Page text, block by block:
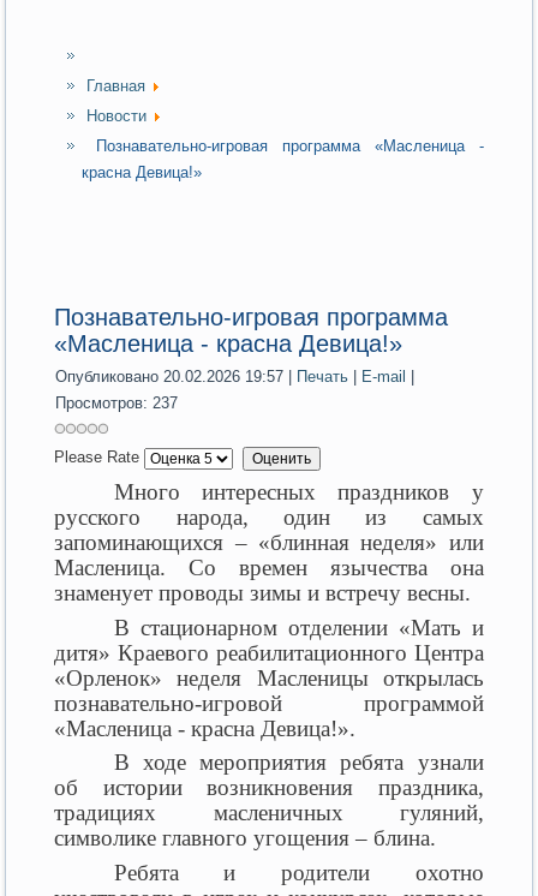
Главная
Новости
Познавательно-игровая программа «Масленица -
красна Девица!»
Познавательно-игровая программа
«Масленица - красна Девица!»
Опубликовано 20.02.2026 19:57 Печать E-mail
Просмотров: 237
Please Rate
Много интересных праздников у
русского народа, один из самых
запоминающихся – «блинная неделя» или
Масленица. Со времен язычества она
знаменует проводы зимы и встречу весны.
В стационарном отделении «Мать и
дитя» Краевого реабилитационного Центра
«Орленок» неделя Масленицы открылась
познавательно-игровой программой
«Масленица - красна Девица!».
В ходе мероприятия ребята узнали
об истории возникновения праздника,
традициях масленичных гуляний,
символике главного угощения – блина.
Ребята и родители охотно